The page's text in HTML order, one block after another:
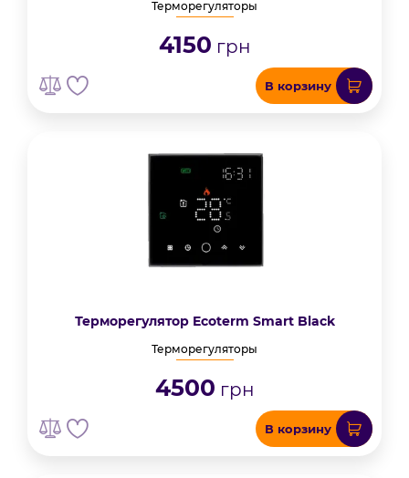
Терморегуляторы
4150 грн
В корзину
Терморегулятор Ecoterm Smart Black
Терморегуляторы
4500 грн
В корзину